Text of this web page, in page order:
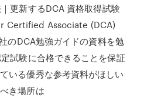
更新するDCA 資格取得試験
Certified Associate (DCA)
のDCA勉強ガイドの資料を勉
試験に合格できることを保証
いる優秀な参考資料がほしい
き場所は